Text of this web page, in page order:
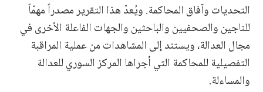
التحديات وآفاق المحاكمة. ويُعدّ هذا التقرير مصدراً مهمّاً
للناجين والصحفيين والباحثين والجهات الفاعلة الأخرى في
مجال العدالة، ويستند إلى المشاهدات من عملية المراقبة
التفصيلية للمحاكمة التي أجراها المركز السوري للعدالة
والمساءلة.